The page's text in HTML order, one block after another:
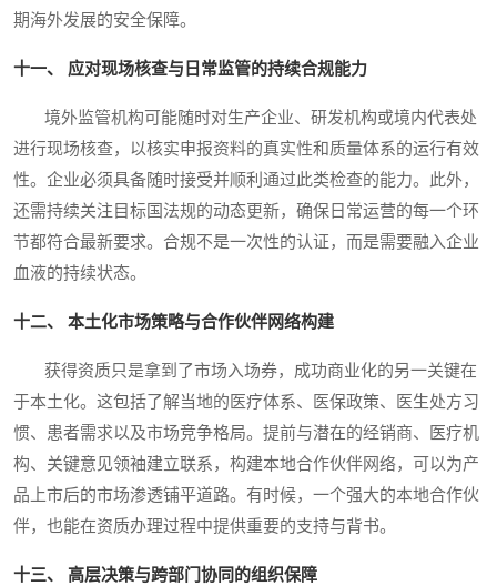
期海外发展的安全保障。
十一、 应对现场核查与日常监管的持续合规能力
境外监管机构可能随时对生产企业、研发机构或境内代表处
进行现场核查，以核实申报资料的真实性和质量体系的运行有效
性。企业必须具备随时接受并顺利通过此类检查的能力。此外，
还需持续关注目标国法规的动态更新，确保日常运营的每一个环
节都符合最新要求。合规不是一次性的认证，而是需要融入企业
血液的持续状态。
十二、 本土化市场策略与合作伙伴网络构建
获得资质只是拿到了市场入场券，成功商业化的另一关键在
于本土化。这包括了解当地的医疗体系、医保政策、医生处方习
惯、患者需求以及市场竞争格局。提前与潜在的经销商、医疗机
构、关键意见领袖建立联系，构建本地合作伙伴网络，可以为产
品上市后的市场渗透铺平道路。有时候，一个强大的本地合作伙
伴，也能在资质办理过程中提供重要的支持与背书。
十三、 高层决策与跨部门协同的组织保障